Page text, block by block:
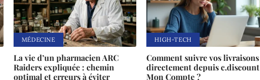
MÉDECINE
La vie d’un pharmacien ARC
Raiders expliquée : chemin
optimal et erreurs à éviter
HIGH-TECH
Comment suivre vos livraisons
directement depuis c.discount
Mon Compte ?